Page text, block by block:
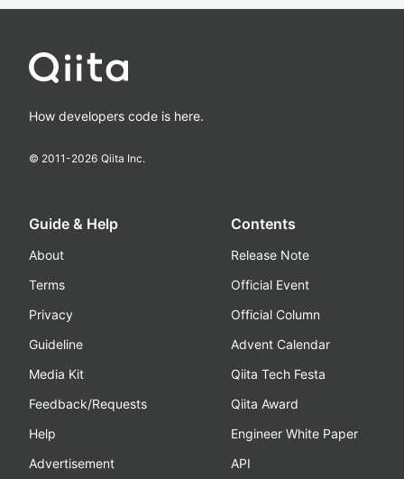
How developers code is here.
© 2011-2026 Qiita Inc.
Guide & Help
About
Terms
Privacy
Guideline
Media Kit
Feedback/Requests
Help
Advertisement
Contents
Release Note
Official Event
Official Column
Advent Calendar
Qiita Tech Festa
Qiita Award
Engineer White Paper
API